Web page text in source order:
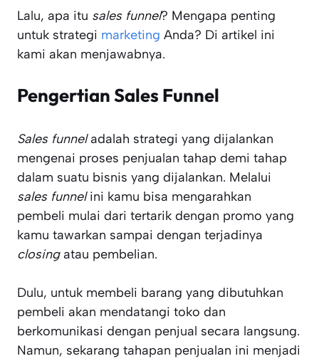
Lalu, apa itu sales funnel? Mengapa penting
untuk strategi marketing Anda? Di artikel ini
kami akan menjawabnya.
Pengertian Sales Funnel
Sales funneladalah strategi yang dijalankan
mengenai proses penjualan tahap demi tahap
dalam suatu bisnis yang dijalankan. Melalui
sales funnelini kamu bisa mengarahkan
pembeli mulai dari tertarik dengan promo yang
kamu tawarkan sampai dengan terjadinya
closingatau pembelian.
Dulu, untuk membeli barang yang dibutuhkan
pembeli akan mendatangi toko dan
berkomunikasi dengan penjual secara langsung.
Namun, sekarang tahapan penjualan ini menjadi